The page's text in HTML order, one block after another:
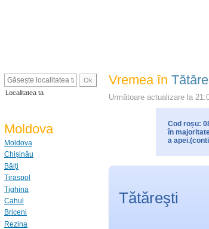
Localitatea ta
Moldova
Moldova
Chişinău
Bălţi
Tiraspol
Tighina
Cahul
Briceni
Rezina
Vremea în
Următoare actualizare la
Cod roșu:
în
a
Tătăreşti